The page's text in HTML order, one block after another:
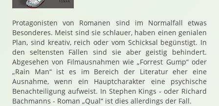
Protagonisten von Romanen sind im Normalfall etwas
Besonderes. Meist sind sie schlauer, haben einen genialen
Plan, sind kreativ, reich oder vom Schicksal begünstigt. In
den seltensten Fällen sind sie aber geistig behindert.
Abgesehen von Filmausnahmen wie „Forrest Gump“ oder
„Rain Man“ ist es im Bereich der Literatur eher eine
Ausnahme, wenn ein Hauptcharakter eine psychische
Benachteiligung aufweist. In Stephen Kings - oder Richard
Bachmanns - Roman „Qual“ ist dies allerdings der Fall.